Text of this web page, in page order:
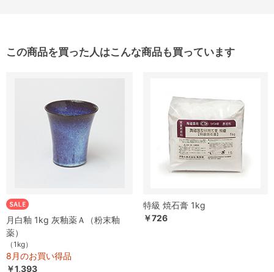
この商品を買った人はこんな商品も買っています
月白釉 1kg 灰釉薬Ａ（粉末釉
薬）
（1kg）
8月のお買い得品
￥1,393
特級 焼石膏 1kg
￥726